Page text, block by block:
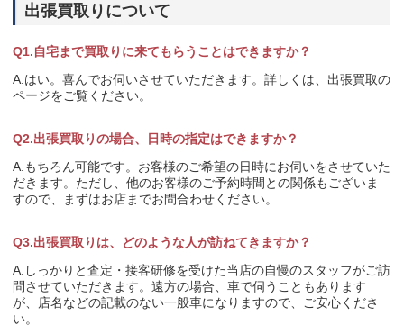
出張買取りについて
Q1.自宅まで買取りに来てもらうことはできますか？
A.はい。喜んでお伺いさせていただきます。詳しくは、出張買取の
ページをご覧ください。
Q2.出張買取りの場合、日時の指定はできますか？
A.もちろん可能です。お客様のご希望の日時にお伺いをさせていた
だきます。ただし、他のお客様のご予約時間との関係もございま
すので、まずはお店までお問合わせください。
Q3.出張買取りは、どのような人が訪ねてきますか？
A.しっかりと査定・接客研修を受けた当店の自慢のスタッフがご訪
問させていただきます。遠方の場合、車で伺うこともあります
が、店名などの記載のない一般車になりますので、ご安心くださ
い。